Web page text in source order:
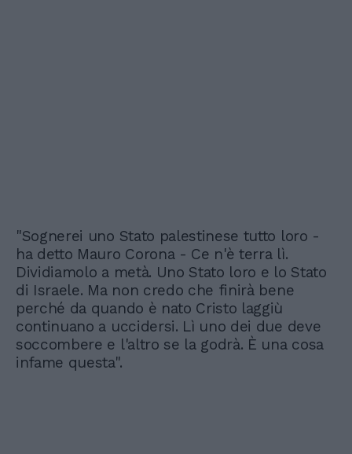
"Sognerei uno Stato palestinese tutto loro -
ha detto Mauro Corona - Ce n'è terra lì.
Dividiamolo a metà. Uno Stato loro e lo Stato
di Israele. Ma non credo che finirà bene
perché da quando è nato Cristo laggiù
continuano a uccidersi. Lì uno dei due deve
soccombere e l'altro se la godrà. È una cosa
infame questa".